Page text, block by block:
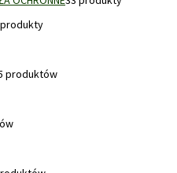
produktów